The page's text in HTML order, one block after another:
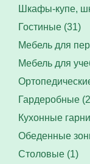
Шкафы-купе,
Гостиные (31)
Мебель для
Мебель для
Гардеробные
Кухонные
Обеденные
Столовые (1)